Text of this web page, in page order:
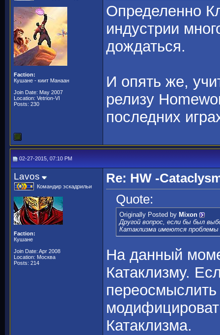
Faction:
Кушане - киит Манаан
Join Date: May 2007
Location: Vetrion-VI
Posts: 230
Определенно
индустрии
дождаться.
И опять же,
релизу
последних
02-27-2015, 07:10 PM
Lavos
Командир эскадрильи
Faction:
Кушане
Join Date: Apr 2008
Location: Москва
Posts: 214
Re: HW -
Quote:
Originally Posted by Mixon
Другой вопрос, если бы был
Катаклизма имеются
На данный
Катаклизму.
Катаклизма.